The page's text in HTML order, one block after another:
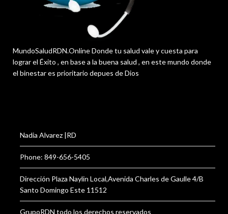
MundoSaludRDN.Online Donde tu salud vale y cuesta para
lograr el Éxito , en base a la buena salud , en este mundo donde
el binestar es prioritario depues de Dios
Nadia Alvarez |RD
Phone: 849-656-5405
Dirección Plaza Naylin Local,Avenida Charles de Gaulle 4/B
Santo Domingo Este 11512
GrupoRDN todo los derechos reservados